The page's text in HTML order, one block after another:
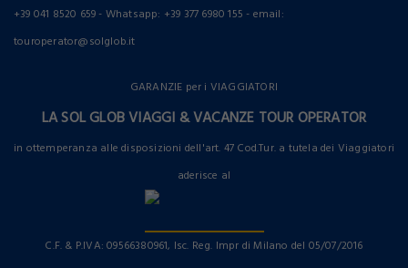
+39 041 8520 659 - Whatsapp: +39 377 6980 155 - email:
touroperator@solglob.it
GARANZIE per i VIAGGIATORI
LA SOL GLOB VIAGGI & VACANZE TOUR OPERATOR
in ottemperanza alle disposizioni dell'art. 47 Cod.Tur. a tutela dei Viaggiatori
aderisce al
C.F. & P.IVA: 09566380961, Isc. Reg. Impr di Milano del 05/07/2016